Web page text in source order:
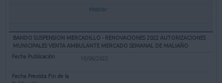
Mostrar
BANDO SUSPENSION MERCADILLO - RENOVACIONES 2022 AUTORIZACIONES
MUNICIPALES VENTA AMBULANTE MERCADO SEMANAL DE MALIAÑO
10/06/2022